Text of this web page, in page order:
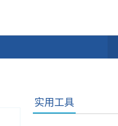
实用工具